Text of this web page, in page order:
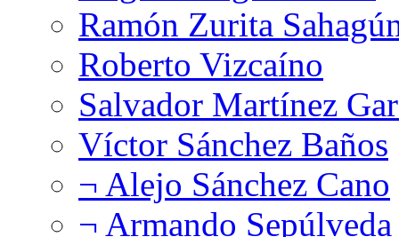
Ramón Zurita
Roberto Vizcaíno
Salvador Martínez
Víctor Sánchez Baños
¬ Alejo Sánchez Cano
¬ Armando